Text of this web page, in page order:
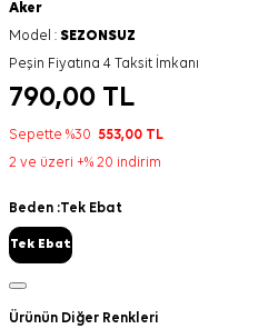
Aker
Model : SEZONSUZ
Peşin Fiyatına 4 Taksit İmkanı
790,00 TL
Sepette %30 553,00 TL
2 ve üzeri +% 20 indirim
Beden :Tek Ebat
Tek Ebat
Ürünün Diğer Renkleri